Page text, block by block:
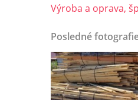
Výroba a oprava,
Posledné